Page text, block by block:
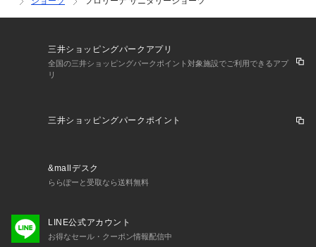
しんで憂鬱な気分もHAPPYに。そんな願いをこめてお届けい
たします。気持ちの良い履き心地でストレスフリーにこだわり
クロッチ部分はカサカサと音がなりにくく、汚れの落としやす
い防水布を使用しております。足口にはレースを使用し、ボト
ムスへも響きにくくなっております。
M：ヒップ 87～95cm
＜商品仕様＞
・バック部分伸縮性：あり
＜関連アイテム＞
お揃いのアイテムは以下よりご確認ください。
三井ショッピングパークアプリ
全国の三井ショッピングパークポイント対象施設でご利用できるアプ
リ
三井ショッピングパークポイント
&mallデスク
ららぽーと受取なら送料無料
LINE公式アカウント
お得なセール・クーポン情報配信中